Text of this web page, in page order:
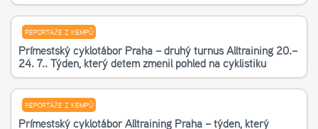
REPORTÁŽE Z KEMPŮ
Příměstský cyklotábor Praha – druhý turnus Alltraining 20.–
24. 7.. Týden, který dětem změnil pohled na cyklistiku
REPORTÁŽE Z KEMPŮ
Příměstský cyklotábor Alltraining Praha – týden, který